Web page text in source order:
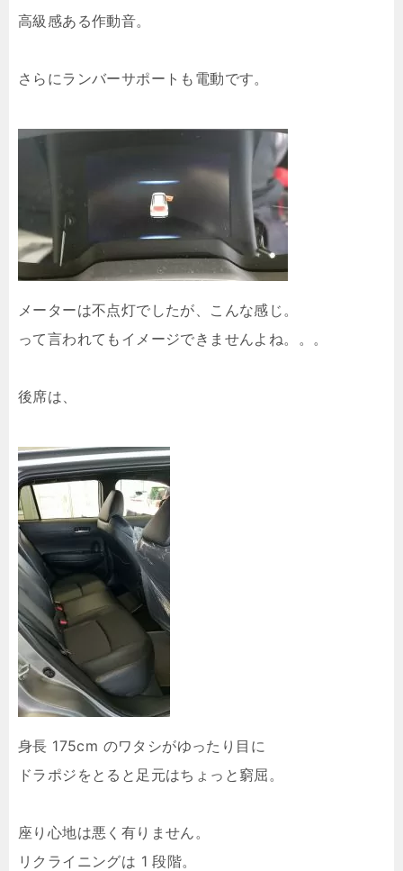
高級感ある作動音。
さらにランバーサポートも電動です。
メーターは不点灯でしたが、こんな感じ。
って言われてもイメージできませんよね。。。
後席は、
身長 175cm のワタシがゆったり目に
ドラポジをとると足元はちょっと窮屈。
座り心地は悪く有りません。
リクライニングは 1 段階。